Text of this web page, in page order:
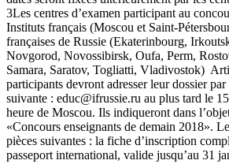
3Les centres d’examen participant au
Instituts français (Moscou et Saint-
françaises de Russie (Ekaterinbourg,
Novgorod, Novossibirsk, Oufa, Perm,
Samara, Saratov, Togliatti, Vladivostok)
participants devront adresser leur dossier par
suivante : educ@ifrussie.ru au plus tard le
heure de Moscou. Ils indiqueront dans
«Concours enseignants de demain 2018».
pièces suivantes : la fiche d’inscription
passeport international, valide jusqu’au 31